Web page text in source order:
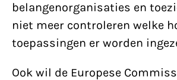
belangenorganisaties en
niet meer controleren welke
toepassingen er worden
Ook wil de Europese